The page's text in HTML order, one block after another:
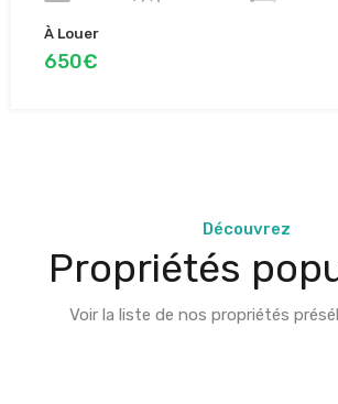
À Louer
650€
Découvrez
Propriétés
Voir la liste de nos propriétés